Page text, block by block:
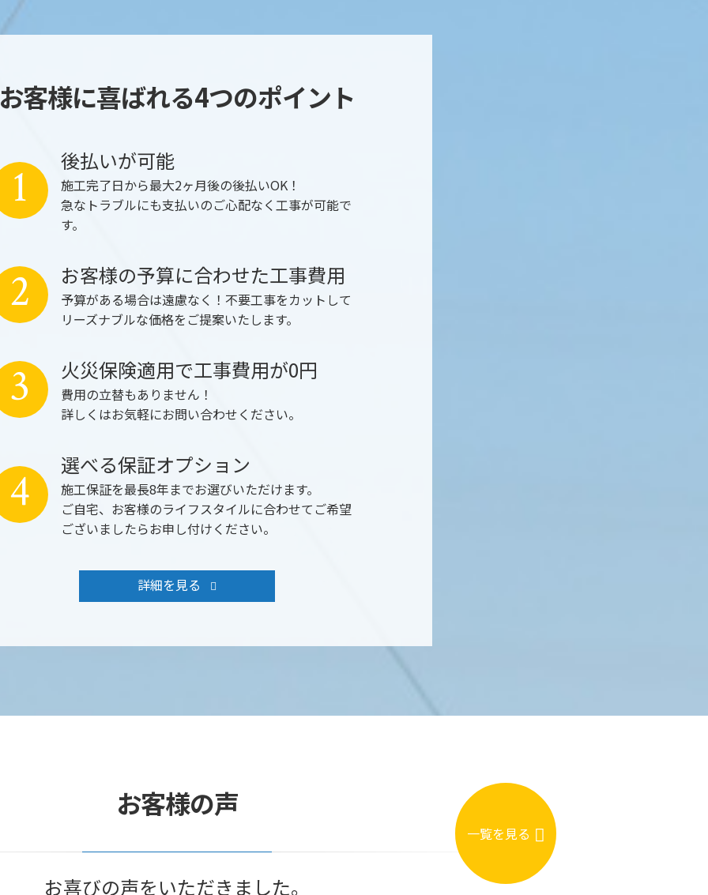
客様に喜ばれる4つのポイント
後払いが可能
施工完了日から最大2ヶ月後の後払いOK！
急なトラブルにも支払いのご心配なく工事が可能で
す。
1
お客様の予算に合わせた工事費用
予算がある場合は遠慮なく！不要工事をカットして
リーズナブルな価格をご提案いたします。
2
火災保険適用で工事費用が0円
費用の立替もありません！
詳しくはお気軽にお問い合わせください。
3
選べる保証オプション
施工保証を最長8年までお選びいただけます。
ご自宅、お客様のライフスタイルに合わせてご希望
ございましたらお申し付けください。
4
詳細を見る
お客様の声
お喜びの声をいただきました。
一覧を見る